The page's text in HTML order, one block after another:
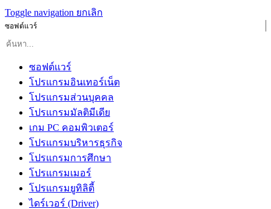
Toggle navigation ยกเลิก
ซอฟต์แวร์
ซอฟต์แวร์
โปรแกรมอินเทอร์เน็ต
โปรแกรมส่วนบุคคล
โปรแกรมมัลติมีเดีย
เกม PC คอมพิวเตอร์
โปรแกรมบริหารธุรกิจ
โปรแกรมการศึกษา
โปรแกรมเมอร์
โปรแกรมยูทิลิตี้
ไดร์เวอร์ (Driver)